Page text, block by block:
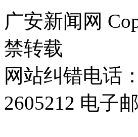
广安新闻网
禁转载
网站纠错电话
2605212 电子